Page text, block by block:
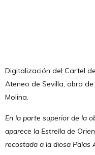
Digitalización del Cartel
Ateneo de Sevilla, obra
Molina.
En la parte superior de la
aparece la Estrella de
recostada a la diosa Palas